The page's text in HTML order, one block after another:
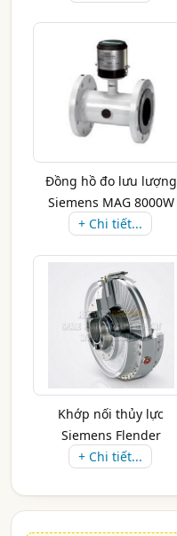
Đồng hồ đo lưu lượng
Siemens MAG 8000W
+ Chi tiết...
Khớp nối thủy lực
Siemens Flender
+ Chi tiết...